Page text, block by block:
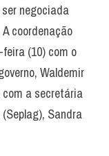
negociada
coordenação
(10) com o
Waldemir
a secretária
Sandra